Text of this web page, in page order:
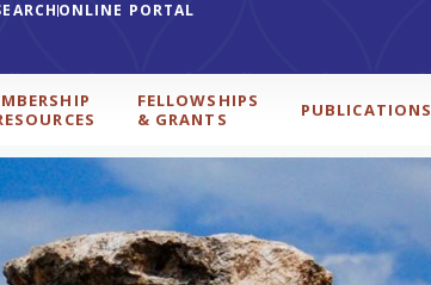
ONLINE PORTAL
FELLOWSHIPS
& GRANTS
PUBLICATIONS